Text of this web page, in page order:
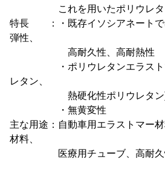
これを用いたポリウレタン
特長 ：・既存イソシアネートで
弾性、
高耐久性、高耐熱性
・ポリウレタンエラストマ
レタン、
熱硬化性ポリウレタン)の
・無黄変性
主な用途：自動車用エラストマー
材料、
医療用チューブ、高耐久性